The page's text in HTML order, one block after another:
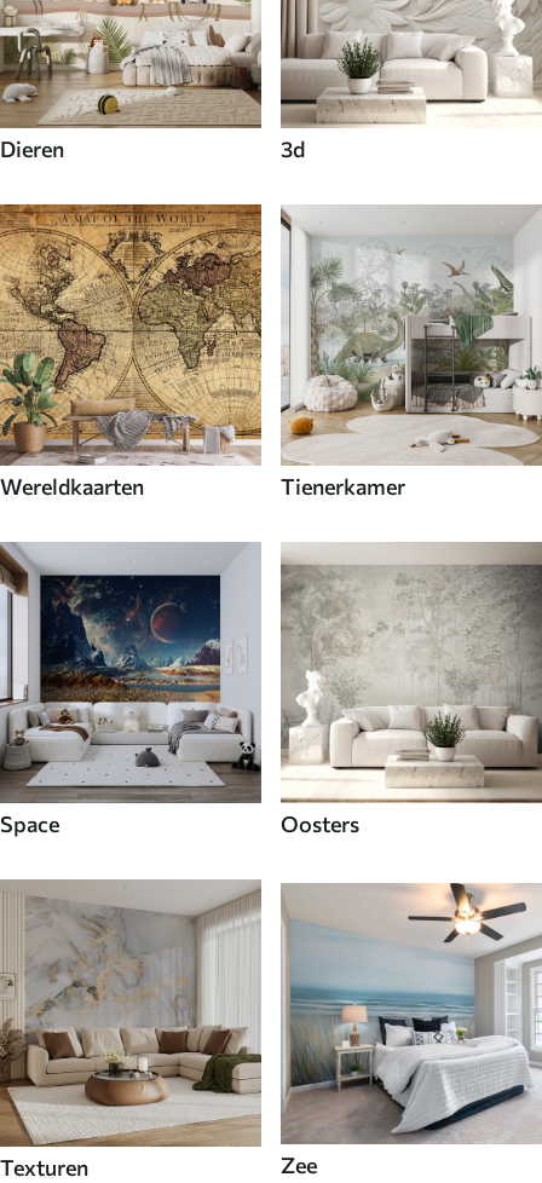
Dieren 3d
Wereldkaarten Tienerkamer
Space Oosters
Texturen Zee